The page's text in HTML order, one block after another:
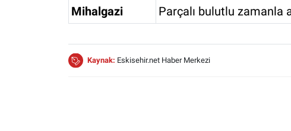
Mihalgazi
Parçalı bulutlu zamanla
Kaynak: Eskisehir.net Haber Merkezi